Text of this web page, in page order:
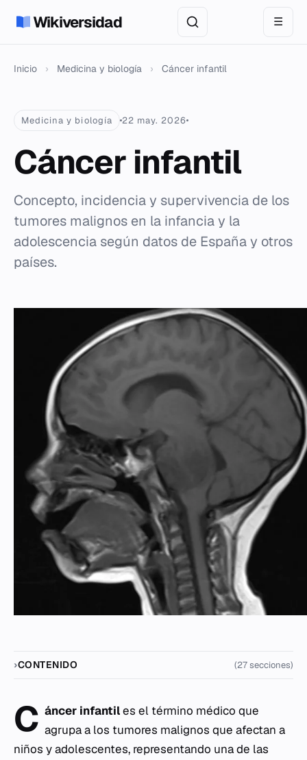
Wikiversidad ☰
Inicio › Medicina y biología › Cáncer infantil
Medicina y biología 22 may. 2026
Cáncer infantil
Concepto, incidencia y supervivencia de los
tumores malignos en la infancia y la
adolescencia según datos de España y otros
países.
CONTENIDO (27 secciones)
C áncer infantiles el término médico que
agrupa a los tumores malignos que afectan a
niños y adolescentes, representando una de las